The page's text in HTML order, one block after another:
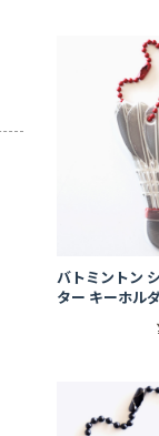
バトミントン
ター キーホル